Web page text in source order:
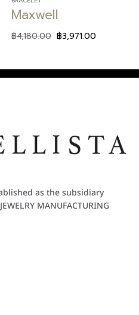
Maxwell
฿4,180.00 ฿3,971.00
as the subsidiary
MANUFACTURING